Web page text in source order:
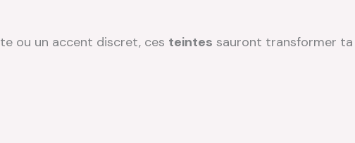
ou un accent discret, ces teintes sauront transformer ta